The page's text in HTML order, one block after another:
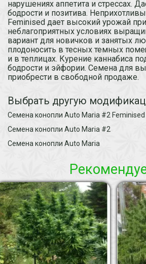
нарушениях аппетита и стрессах.
бодрости и позитива.
Feminised дает высокий урожай
неблагоприятных условиях
вариант для новичков и занятых
плодоносить в тесных темных
и в теплицах. Курение каннабиса
бодрости и эйфории. Семена для
приобрести в свободной продаже.
Выбрать другую
Семена конопли Auto Maria #2 Feminised
Семена конопли Auto Maria #2
Семена конопли Auto Maria